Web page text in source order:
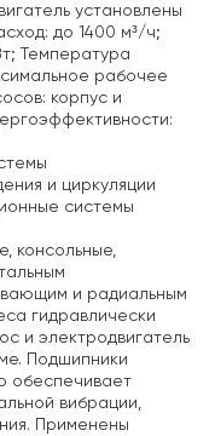
установлены
до 1400 м³/ч;
Температура
рабочее
корпус и
и циркуляции
системы
консольные,
и радиальным
гидравлически
и электродвигатель
Подшипники
обеспечивает
вибрации,
Применены